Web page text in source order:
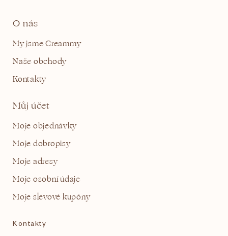
O nás
My jsme Creammy
Naše obchody
Kontakty
Můj účet
Moje objednávky
Moje dobropisy
Moje adresy
Moje osobní údaje
Moje slevové kupóny
Kontakty